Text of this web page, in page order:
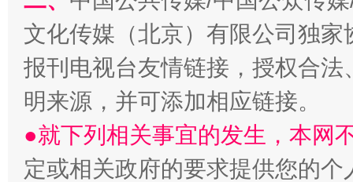
全民健身五年计划来了！等你上场
文化传媒（北京）有限公司独
报刊电视台友情链接，授权合
明来源，并可添加相应链接。
●就下列相关事宜的发生，本网
定或相关政府的要求提供您的个